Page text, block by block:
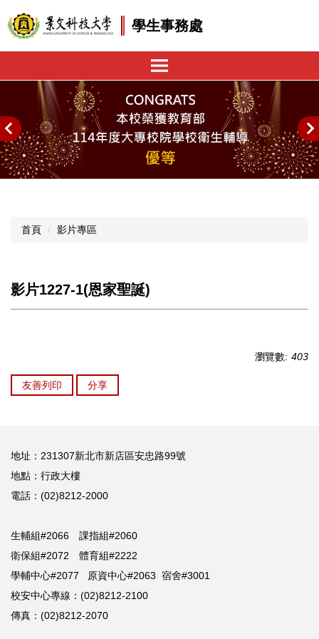
到
主
要
學生事務處
首頁 影片專區
影片1227-1(恩家聖誕)
瀏覽數: 403
友善列印 分享
地址：231307新北市新店區安忠路99號
地點：行政大樓
電話：(02)8212-2000
生輔組#2066 課指組#2060
衛保組#2072 體育組#2222
學輔中心#2077 原資中心#2063 宿舍#3001
校安中心專線：(02)8212-2100
傳真：(02)8212-2070